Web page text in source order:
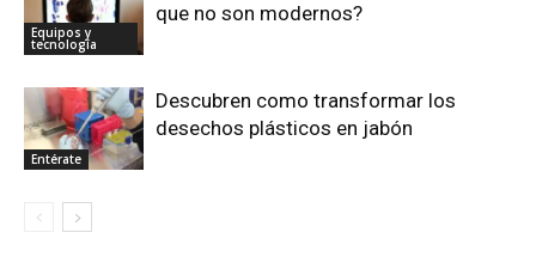
Equipos y
tecnología
que no son modernos?
Entérate
Descubren como transformar los
desechos plásticos en jabón